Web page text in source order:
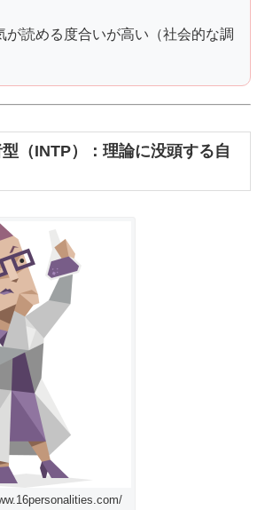
が読める度合いが高い（社会的な調
（INTP）：理論に没頭する自